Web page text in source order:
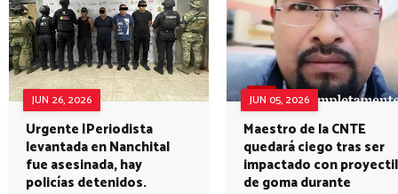
JUN 26, 2026
Urgente |Periodista
levantada en Nanchital
fue asesinada, hay
policías detenidos.
JUN 05, 2026
Maestro de la CNTE
quedará ciego tras ser
impactado con proyectil
de goma durante